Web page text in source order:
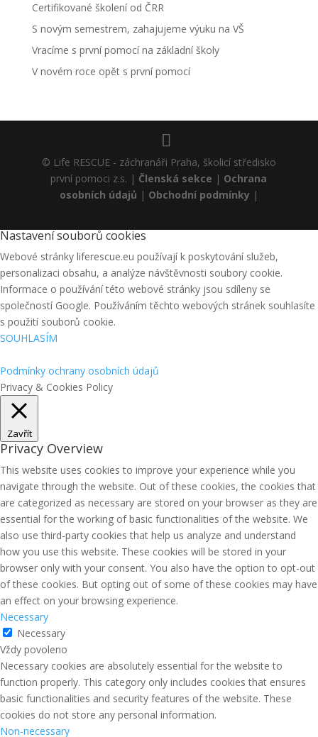
Certifikované školení od ČRR
S novým semestrem, zahajujeme výuku na VŠ
Vracíme s první pomocí na základní školy
V novém roce opět s první pomocí
© Life RESCUE - záchranáři Praha, školicí středisko
první pomoci z.s. | Členská sekce | Ochrana
osobních údajů | Obchodní podmínky |
Nastavení souborů cookies
Webové stránky liferescue.eu používají k poskytování služeb,
personalizaci obsahu, a analýze návštěvnosti soubory cookie.
Informace o používání této webové stránky jsou sdíleny se
společností Google. Používáním těchto webových stránek souhlasíte
s použití souborů cookie.
SOUHLASÍM
Podmínky ochrany osobních údajů
Privacy & Cookies Policy
Zavřít
Privacy Overview
This website uses cookies to improve your experience while you
navigate through the website. Out of these cookies, the cookies that
are categorized as necessary are stored on your browser as they are
essential for the working of basic functionalities of the website. We
also use third-party cookies that help us analyze and understand
how you use this website. These cookies will be stored in your
browser only with your consent. You also have the option to opt-out
of these cookies. But opting out of some of these cookies may have
an effect on your browsing experience.
Necessary
Necessary
Vždy povoleno
Necessary cookies are absolutely essential for the website to
function properly. This category only includes cookies that ensures
basic functionalities and security features of the website. These
cookies do not store any personal information.
Non-necessary